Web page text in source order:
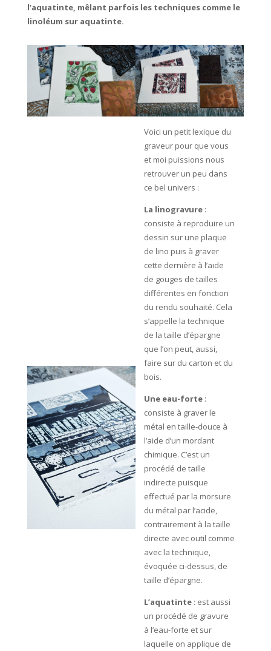
l’aquatinte, mêlant parfois les techniques comme le
linoléum sur aquatinte.
Voici un petit lexique du
graveur pour que vous
et moi puissions nous
retrouver un peu dans
ce bel univers :
La linogravure :
consiste à reproduire un
dessin sur une plaque
de lino puis à graver
cette dernière à l’aide
de gouges de tailles
différentes en fonction
du rendu souhaité. Cela
s’appelle la technique
de la taille d’épargne
que l’on peut, aussi,
faire sur du carton et du
bois.
Une eau-forte :
consiste à graver le
métal en taille-douce à
l’aide d’un mordant
chimique. C’est un
procédé de taille
indirecte puisque
effectué par la morsure
du métal par l’acide,
contrairement à la taille
directe avec outil comme
avec la technique,
évoquée ci-dessus, de
taille d’épargne.
L’aquatinte : est aussi
un procédé de gravure
à l’eau-forte et sur
laquelle on applique de